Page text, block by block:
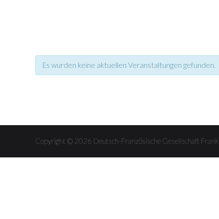
Es wurden keine aktuellen Veranstaltungen gefunden.
Navigation
Navigation
Copyright © 2026 Deutsch-Französische Gesellschaft